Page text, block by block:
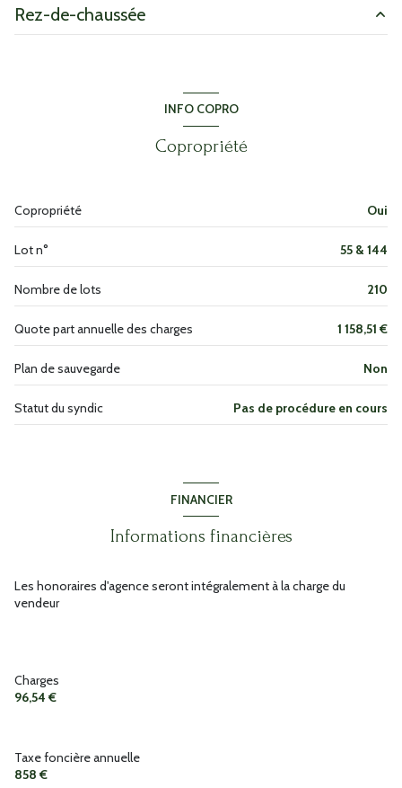
exposition Ouest
accès handicapé
Rez-de-chaussée
entrée
INFO COPRO
Copropriété
Copropriété Oui
Lot n° 55 & 144
Nombre de lots 210
Quote part annuelle des charges 1 158,51 €
Plan de sauvegarde Non
Statut du syndic Pas de procédure en cours
FINANCIER
Informations financières
Les honoraires d'agence seront intégralement à la charge du
vendeur
Charges
96,54 €
Taxe foncière annuelle
858 €